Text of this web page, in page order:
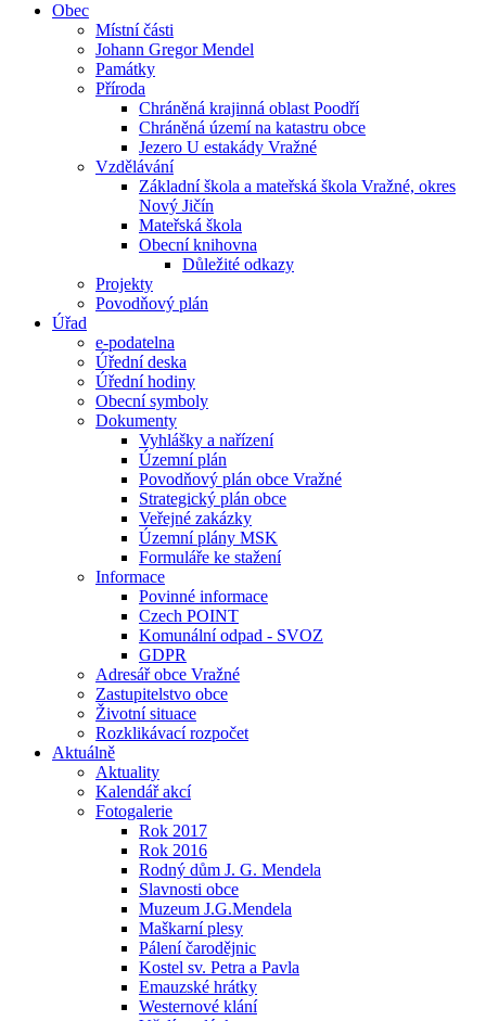
Obec
Místní části
Johann Gregor Mendel
Památky
Příroda
Chráněná krajinná oblast Poodří
Chráněná území na katastru obce
Jezero U estakády Vražné
Vzdělávání
Základní škola a mateřská škola Vražné, okres
Nový Jičín
Mateřská škola
Obecní knihovna
Důležité odkazy
Projekty
Povodňový plán
Úřad
e-podatelna
Úřední deska
Úřední hodiny
Obecní symboly
Dokumenty
Vyhlášky a nařízení
Územní plán
Povodňový plán obce Vražné
Strategický plán obce
Veřejné zakázky
Územní plány MSK
Formuláře ke stažení
Informace
Povinné informace
Czech POINT
Komunální odpad - SVOZ
GDPR
Adresář obce Vražné
Zastupitelstvo obce
Životní situace
Rozklikávací rozpočet
Aktuálně
Aktuality
Kalendář akcí
Fotogalerie
Rok 2017
Rok 2016
Rodný dům J. G. Mendela
Slavnosti obce
Muzeum J.G.Mendela
Maškarní plesy
Pálení čarodějnic
Kostel sv. Petra a Pavla
Emauzské hrátky
Westernové klání